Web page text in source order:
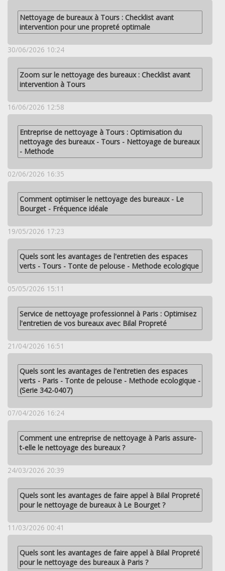
Nettoyage de bureaux à Tours : Checklist avant
intervention pour une propreté optimale
30/06/2026 10:24
Zoom sur le nettoyage des bureaux : Checklist avant
intervention à Tours
16/06/2026 12:58
Entreprise de nettoyage à Tours : Optimisation du
nettoyage des bureaux - Tours - Nettoyage de bureaux
- Methode
02/06/2026 16:35
Comment optimiser le nettoyage des bureaux - Le
Bourget - Fréquence idéale
19/05/2026 17:23
Quels sont les avantages de l'entretien des espaces
verts - Tours - Tonte de pelouse - Methode ecologique
05/05/2026 15:11
Service de nettoyage professionnel à Paris : Optimisez
l'entretien de vos bureaux avec Bilal Propreté
21/04/2026 16:51
Quels sont les avantages de l'entretien des espaces
verts - Paris - Tonte de pelouse - Methode ecologique -
(Serie 342-0407)
07/04/2026 16:24
Comment une entreprise de nettoyage à Paris assure-
t-elle le nettoyage des bureaux ?
24/03/2026 20:39
Quels sont les avantages de faire appel à Bilal Propreté
pour le nettoyage de bureaux à Le Bourget ?
11/03/2026 00:41
Quels sont les avantages de faire appel à Bilal Propreté
pour le nettoyage des bureaux à Paris ?